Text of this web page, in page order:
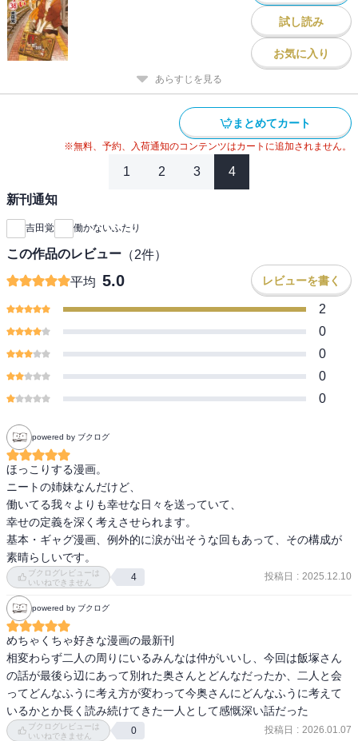
試し読み
お気に入り
あらすじを見る
まとめてカート
※無料、予約、入荷通知のコンテンツはカートに追加されません。
1 2 3 4
新刊通知
吉田覚 働かないふたり
この作品のレビュー （2件）
平均 5.0 レビューを書く
2
0
0
0
0
powered by ブクログ
ほっこりする漫画。
ニートの姉妹なんだけど、
働いてる我々よりも幸せな日々を送っていて、
幸せの定義を深く考えさせられます。
基本・ギャグ漫画、例外的に涙が出そうな回もあって、その構成が
素晴らしいです。
ブクログレビューは
いいねできません
4 投稿日 : 2025.12.10
powered by ブクログ
めちゃくちゃ好きな漫画の最新刊
相変わらず二人の周りにいるみんなは仲がいいし、今回は飯塚さん
の話が最後ら辺にあって別れた奥さんとどんなだったか、二人と会
ってどんなふうに考え方が変わって今奥さんにどんなふうに考えて
いるかとか長く読み続けてきた一人として感慨深い話だった
ブクログレビューは
いいねできません
0 投稿日 : 2026.01.07